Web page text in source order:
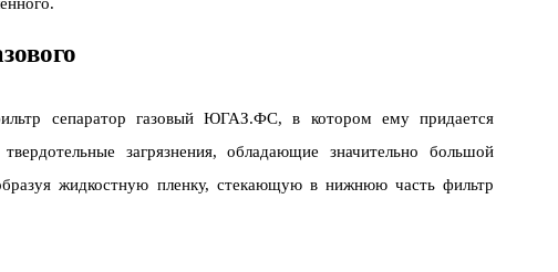
сепаратор газовый ЮГАЗ.ФС, в котором ему придается
загрязнения, обладающие значительно большой
жидкостную пленку, стекающую в нижнюю часть фильтр